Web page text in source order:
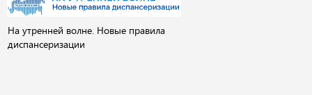
На утренней волне. Новые правила
диспансеризации